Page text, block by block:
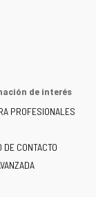
de interés
PROFESIONALES
DE CONTACTO